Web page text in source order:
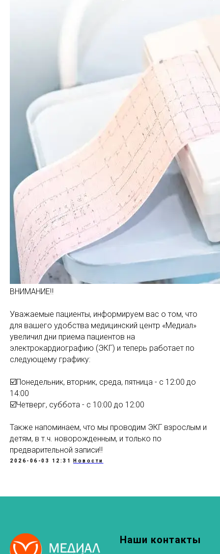
ВНИМАНИЕ‼️
Уважаемые пациенты, информируем вас о том, что
для вашего удобства медицинский центр «Медиал»
увеличил дни приема пациентов на
электрокардиографию (ЭКГ) и теперь работает по
следующему графику:
☑️Понедельник, вторник, среда, пятница - с 12:00 до
14:00
☑️Четверг, суббота - с 10:00 до 12:00
Также напоминаем, что мы проводим ЭКГ взрослым и
детям, в т.ч. новорожденным, и только по
предварительной записи‼️
2026-06-03 12:31 Новости
Наши контакты